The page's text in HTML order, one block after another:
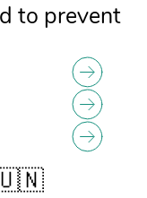
to prevent
🇺🇳